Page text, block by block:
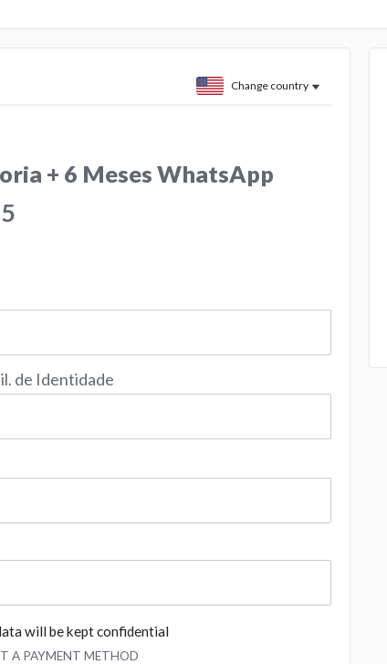
Change country
+ 6 Meses WhatsApp
de Identidade
will be kept confidential
A PAYMENT METHOD